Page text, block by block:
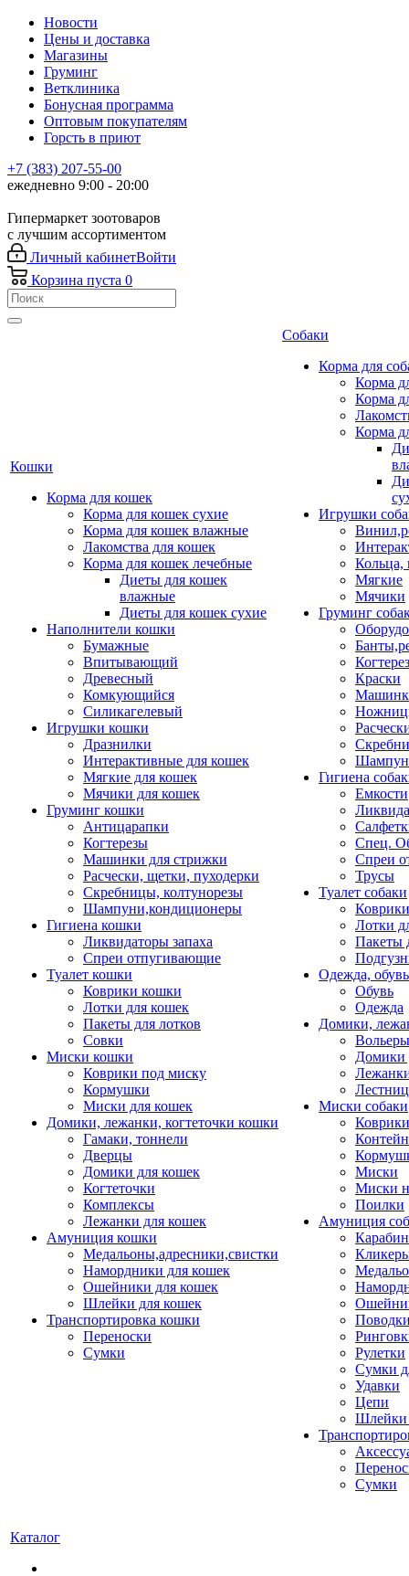
Новости
Цены и доставка
Магазины
Груминг
Ветклиника
Бонусная программа
Оптовым покупателям
Горсть в приют
+7 (383) 207-55-00
ежедневно 9:00 - 20:00
Гипермаркет зоотоваров
с лучшим ассортиментом
Личный кабинетВойти
Корзина пуста 0
Кошки
Корма для кошек
Корма для кошек сухие
Корма для кошек влажные
Лакомства для кошек
Корма для кошек лечебные
Диеты для кошек
влажные
Диеты для кошек сухие
Наполнители кошки
Бумажные
Впитывающий
Древесный
Комкующийся
Силикагелевый
Игрушки кошки
Дразнилки
Интерактивные для кошек
Мягкие для кошек
Мячики для кошек
Груминг кошки
Антицарапки
Когтерезы
Машинки для стрижки
Расчески, щетки, пуходерки
Скребницы, колтунорезы
Шампуни,кондиционеры
Гигиена кошки
Ликвидаторы запаха
Спреи отпугивающие
Туалет кошки
Коврики кошки
Лотки для кошек
Пакеты для лотков
Совки
Миски кошки
Коврики под миску
Кормушки
Миски для кошек
Домики, лежанки, когтеточки кошки
Гамаки, тоннели
Дверцы
Домики для кошек
Когтеточки
Комплексы
Лежанки для кошек
Амуниция кошки
Медальоны,адресники,свистки
Намордники для кошек
Ошейники для кошек
Шлейки для кошек
Транспортировка кошки
Переноски
Сумки
Собаки
Корма для
Корма
Корма
Корма
Игрушки
Кольца,
Мягкие
Мячики
Груминг
Краски
Гигиена
Емкости
Спец.
Спреи
Трусы
Туалет собаки
Коврики
Лотки
Пакеты
Одежда, обувь
Обувь
Одежда
Домики,
Домики
Миски собаки
Миски
Миски
Поилки
Амуниция
Рулетки
Сумки
Удавки
Цепи
Шлейки
Сумки
Каталог